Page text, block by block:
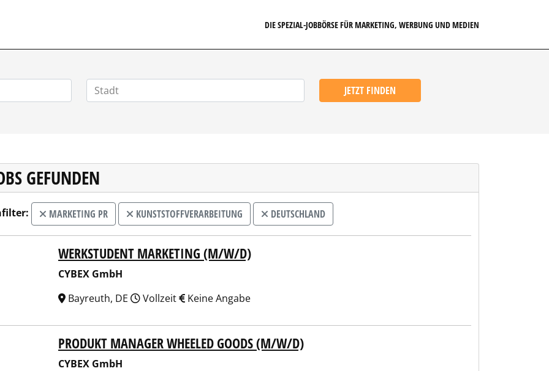
DIE SPEZIAL-JOBBÖRSE FÜR MARKETING, WERBUNG UND MEDIEN
JETZT FINDEN
GEFUNDEN
MARKETING PR KUNSTSTOFFVERARBEITUNG DEUTSCHLAND
WERKSTUDENT MARKETING (M/W/D)
CYBEX GmbH
Bayreuth, DE
Vollzeit Keine Angabe
PRODUKT MANAGER WHEELED GOODS (M/W/D)
CYBEX GmbH